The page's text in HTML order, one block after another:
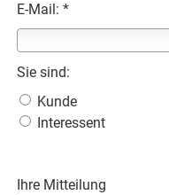
E-Mail: *
Sie sind:
Kunde
Interessent
Ihre Mitteilung